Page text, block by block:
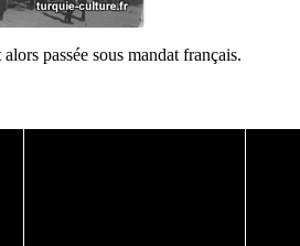
passée sous mandat français.